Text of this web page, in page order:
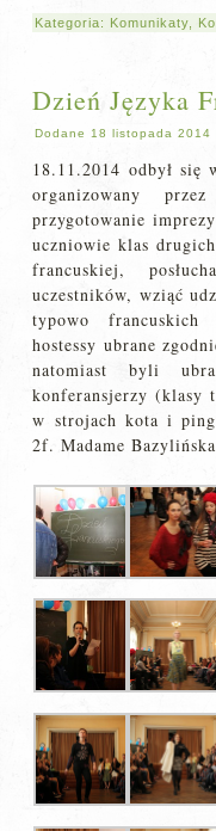
Kategoria: Komunikaty
Dzień Języka
Dodane 18 listopada 2014
18.11.2014 odbył się
organizowany
przygotowanie
uczniowie klas
francuskiej,
uczestników, wziąć
typowo francuskich
hostessy ubrane
natomiast byli
konferansjerzy (klasy
w strojach kota i
2f. Madame